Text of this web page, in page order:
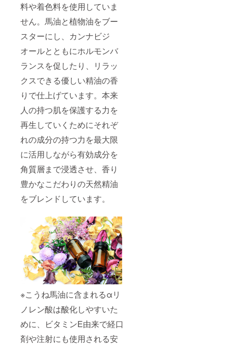
料や着色料を使用していま
せん。馬油と植物油をブー
スターにし、カンナビジ
オールとともにホルモンバ
ランスを促したり、リラッ
クスできる優しい精油の香
りで仕上げています。本来
人の持つ肌を保護する力を
再生していくためにそれぞ
れの成分の持つ力を最大限
に活用しながら有効成分を
角質層まで浸透させ、香り
豊かなこだわりの天然精油
をブレンドしています。
※こうね馬油に含まれるαリ
ノレン酸は酸化しやすいた
めに、ビタミンE由来で経口
剤や注射にも使用される安